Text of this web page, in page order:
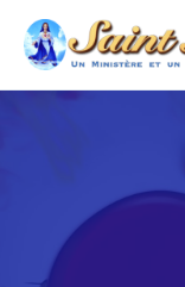
Aller
contenu